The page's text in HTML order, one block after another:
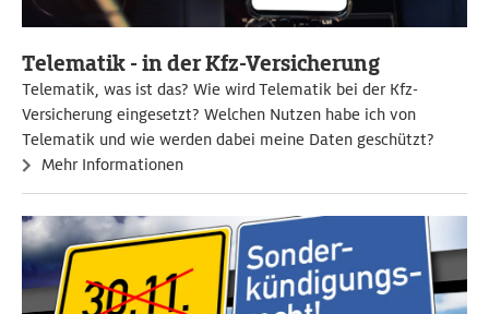
Telematik - in der Kfz-Versicherung
Telematik, was ist das? Wie wird Telematik bei der Kfz-
Versicherung eingesetzt? Welchen Nutzen habe ich von
Telematik und wie werden dabei meine Daten geschützt?
Mehr Informationen